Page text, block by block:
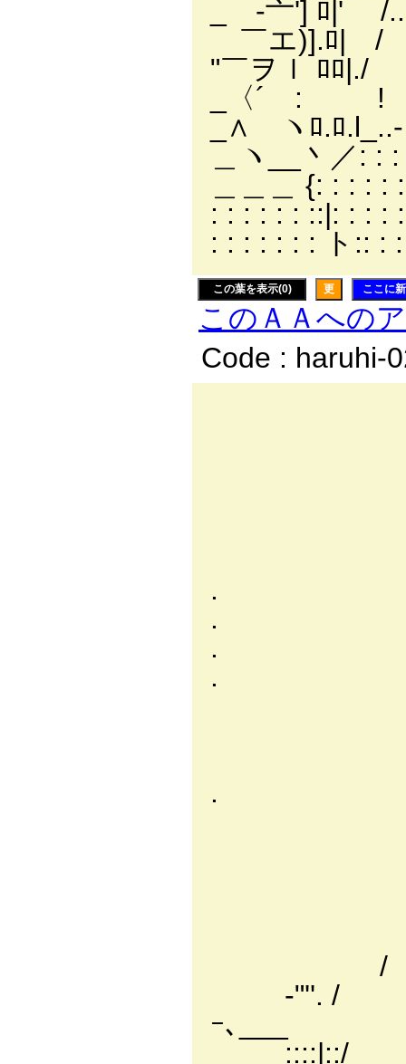
_ -亠']
￣エ)].ﾛ
"￣ヲｌ ﾛ
_〈´ : ! .
_∧ ヽﾛ.ﾛ
＿ヽ__丶
＿＿＿ {: : :
: : : : : : ::|: : :
: : : : : : : ト::
この葉を表示(0) 更 ここに
このＡＡへの
Code : haruhi-
. |: : : : :
. |: / ）
. |/ /
. / /
. , /:
/ ‘， /
-"''. / ‘，
ｰ､___
::::|::/ ‘